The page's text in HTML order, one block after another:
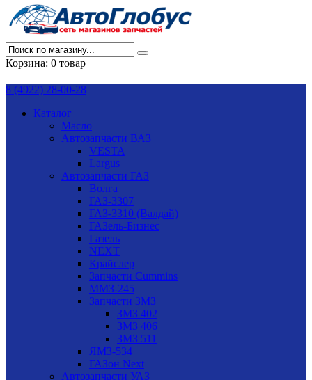
Корзина: 0 товар
8 (4922) 28-00-28
Каталог
Масло
Автозапчасти ВАЗ
VESTA
Largus
Автозапчасти ГАЗ
Волга
ГАЗ-3307
ГАЗ-3310 (Валдай)
ГАЗель-Бизнес
Газель
NEXT
Крайслер
Запчасти Cummins
ММЗ-245
Запчасти ЗМЗ
ЗМЗ 402
ЗМЗ 406
ЗМЗ 511
ЯМЗ-534
ГАЗон Next
Автозапчасти УАЗ